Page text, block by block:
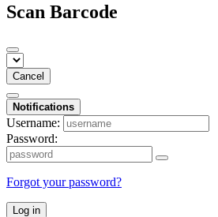
Scan Barcode
Cancel
Notifications
Username:
Password:
Forgot your password?
Log in